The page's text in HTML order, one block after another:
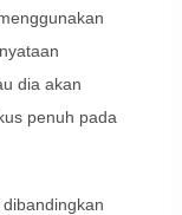
dia akan
penuh pada